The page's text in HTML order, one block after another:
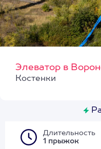
Элеватор в
Костенки
Длительность
1 прыжок